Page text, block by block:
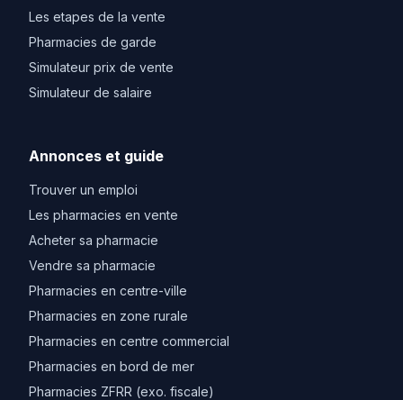
Les etapes de la vente
Pharmacies de garde
Simulateur prix de vente
Simulateur de salaire
Annonces et guide
Trouver un emploi
Les pharmacies en vente
Acheter sa pharmacie
Vendre sa pharmacie
Pharmacies en centre-ville
Pharmacies en zone rurale
Pharmacies en centre commercial
Pharmacies en bord de mer
Pharmacies ZFRR (exo. fiscale)